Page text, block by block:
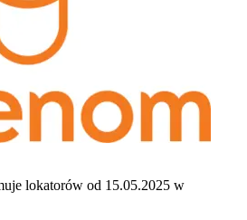
lokatorów od 15.05.2025 w